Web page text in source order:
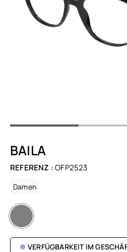
BAILA
REFERENZ :OFP2523
Damen
VERFÜGBARKEIT IM